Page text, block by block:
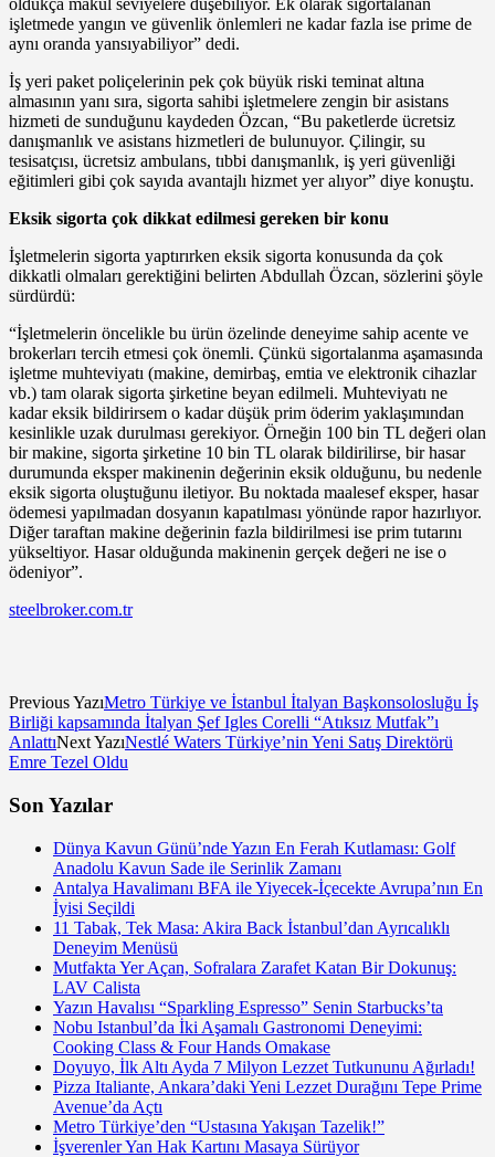
oldukça makul seviyelere düşebiliyor. Ek olarak sigortalanan
işletmede yangın ve güvenlik önlemleri ne kadar fazla ise prime de
aynı oranda yansıyabiliyor” dedi.
İş yeri paket poliçelerinin pek çok büyük riski teminat altına
almasının yanı sıra, sigorta sahibi işletmelere zengin bir asistans
hizmeti de sunduğunu kaydeden Özcan, “Bu paketlerde ücretsiz
danışmanlık ve asistans hizmetleri de bulunuyor. Çilingir, su
tesisatçısı, ücretsiz ambulans, tıbbi danışmanlık, iş yeri güvenliği
eğitimleri gibi çok sayıda avantajlı hizmet yer alıyor” diye konuştu.
Eksik sigorta çok dikkat edilmesi gereken bir konu
İşletmelerin sigorta yaptırırken eksik sigorta konusunda da çok
dikkatli olmaları gerektiğini belirten Abdullah Özcan, sözlerini şöyle
sürdürdü:
“İşletmelerin öncelikle bu ürün özelinde deneyime sahip acente ve
brokerları tercih etmesi çok önemli. Çünkü sigortalanma aşamasında
işletme muhteviyatı (makine, demirbaş, emtia ve elektronik cihazlar
vb.) tam olarak sigorta şirketine beyan edilmeli. Muhteviyatı ne
kadar eksik bildirirsem o kadar düşük prim öderim yaklaşımından
kesinlikle uzak durulması gerekiyor. Örneğin 100 bin TL değeri olan
bir makine, sigorta şirketine 10 bin TL olarak bildirilirse, bir hasar
durumunda eksper makinenin değerinin eksik olduğunu, bu nedenle
eksik sigorta oluştuğunu iletiyor. Bu noktada maalesef eksper, hasar
ödemesi yapılmadan dosyanın kapatılması yönünde rapor hazırlıyor.
Diğer taraftan makine değerinin fazla bildirilmesi ise prim tutarını
yükseltiyor. Hasar olduğunda makinenin gerçek değeri ne ise o
ödeniyor”.
steelbroker.com.tr
Previous YazıMetro Türkiye ve İstanbul İtalyan Başkonsolosluğu İş
Birliği kapsamında İtalyan Şef Igles Corelli “Atıksız Mutfak”ı
AnlattıNext YazıNestlé Waters Türkiye’nin Yeni Satış Direktörü
Emre Tezel Oldu
Son Yazılar
Dünya Kavun Günü’nde Yazın En Ferah Kutlaması: Golf
Anadolu Kavun Sade ile Serinlik Zamanı
Antalya Havalimanı BFA ile Yiyecek-İçecekte Avrupa’nın En
İyisi Seçildi
11 Tabak, Tek Masa: Akira Back İstanbul’dan Ayrıcalıklı
Deneyim Menüsü
Mutfakta Yer Açan, Sofralara Zarafet Katan Bir Dokunuş:
LAV Calista
Yazın Havalısı “Sparkling Espresso” Senin Starbucks’ta
Nobu Istanbul’da İki Aşamalı Gastronomi Deneyimi:
Cooking Class & Four Hands Omakase
Doyuyo, İlk Altı Ayda 7 Milyon Lezzet Tutkununu Ağırladı!
Pizza Italiante, Ankara’daki Yeni Lezzet Durağını Tepe Prime
Avenue’da Açtı
Metro Türkiye’den “Ustasına Yakışan Tazelik!”
İşverenler Yan Hak Kartını Masaya Sürüyor